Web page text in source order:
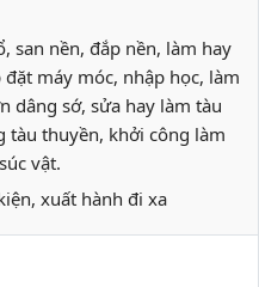
san nền, đắp nền, làm hay
máy móc, nhập học, làm
dâng sớ, sửa hay làm tàu
tàu thuyền, khởi công làm
vật.
xuất hành đi xa